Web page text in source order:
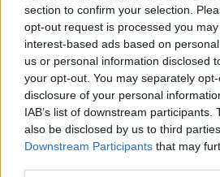
section to confirm your selection.
opt-out request is processed you
interest-based ads based on
us or personal information disclosed
your opt-out. You may separately
disclosure of your personal
IAB’s list of downstream participants.
also be disclosed by us to third
Downstream Participants that may
V pěti zemích Amazonie zatkli
environmentální kriminalitě
5.8.2026 10:34 | BOGOTÁ (ČTK)
v
lidí a
miliard korun) při jednom z největších
proti environmentální kriminalitě v
světa. Napsala to agentura AP, podle níž